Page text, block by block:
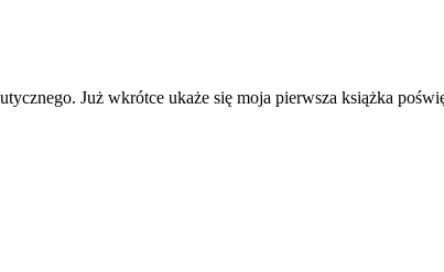
Już wkrótce ukaże się moja pierwsza książka